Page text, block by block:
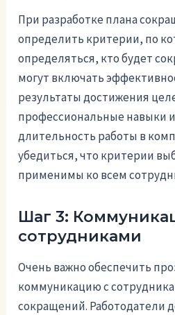
При разработке плана
определить критерии, по
определяться, кто будет
могут включать
результаты достижения
профессиональные навыки
длительность работы в
убедиться, что критерии
применимы ко всем
Шаг 3:
сотрудниками
Очень важно обеспечить
коммуникацию с
сокращений. Работодатели